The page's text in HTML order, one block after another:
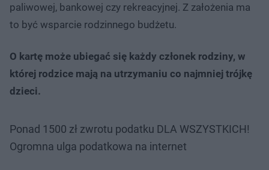
paliwowej, bankowej czy rekreacyjnej. Z założenia ma
to być wsparcie rodzinnego budżetu.
O kartę może ubiegać się każdy członek rodziny, w
której rodzice mają na utrzymaniu co najmniej trójkę
dzieci.
Ponad 1500 zł zwrotu podatku DLA WSZYSTKICH!
Ogromna ulga podatkowa na internet